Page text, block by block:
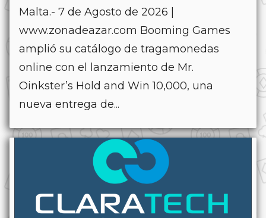
Malta.- 7 de Agosto de 2026 |
www.zonadeazar.com Booming Games
amplió su catálogo de tragamonedas
online con el lanzamiento de Mr.
Oinkster’s Hold and Win 10,000, una
nueva entrega de...